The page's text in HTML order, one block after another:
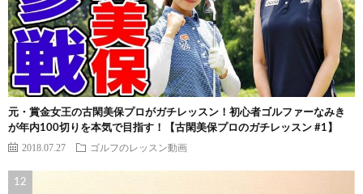
元・賞金女王の古閑美保プロがガチレッスン！初心者ゴルファーなみき
が年内100切りを本気で目指す！【古閑美保プロのガチレッスン #1】
2018.07.27 ゴルフのレッスン動画